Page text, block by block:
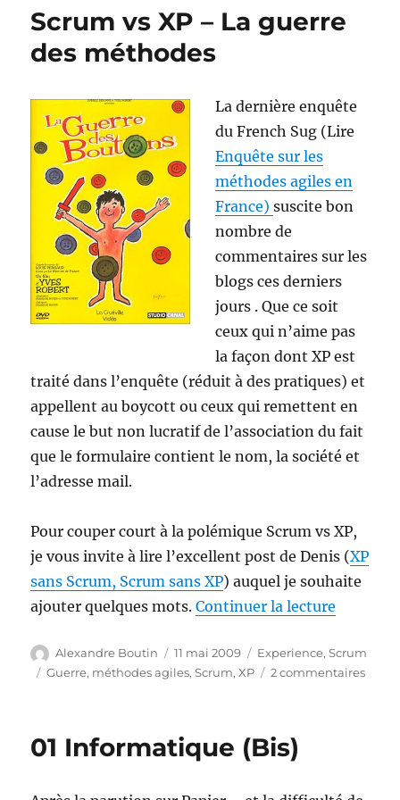
Mind
Scrum vs XP – La guerre
des méthodes
La dernière enquête
du French Sug (Lire
Enquête sur les
méthodes agiles en
France)suscite bon
nombre de
commentaires sur les
blogs ces derniers
jours . Que ce soit
ceux qui n’aime pas
la façon dont XP est
traité dans l’enquête (réduit à des pratiques) et
appellent au boycott ou ceux qui remettent en
cause le but non lucratif de l’association du fait
que le formulaire contient le nom, la société et
l’adresse mail.
Pour couper court à la polémique Scrum vs XP,
je vous invite à lire l’excellent post de Denis (XP
sans Scrum, Scrum sans XP) auquel je souhaite
ajouter quelques mots.Continuer la lecture
Auteur
Alexandre Boutin
Publié
le
11 mai 2009 Catégories
Experience,Scrum
Étiquettes
Guerre, méthodes agiles,Scrum,XP 2 commentairessur
01 Informatique (Bis)